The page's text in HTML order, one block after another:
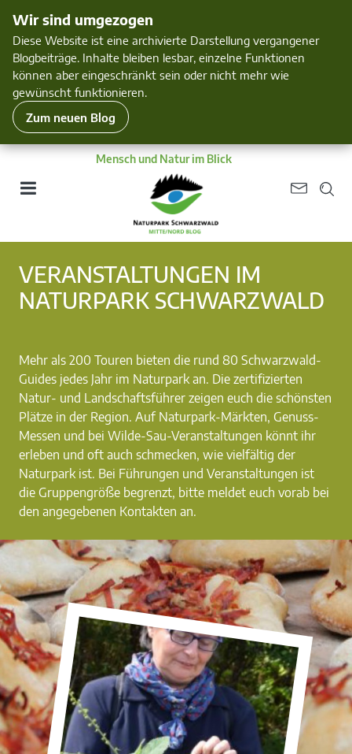
Wir sind umgezogen
Diese Website ist eine archivierte Darstellung vergangener
Blogbeiträge. Inhalte bleiben lesbar, einzelne Funktionen
können aber eingeschränkt sein oder nicht mehr wie
gewünscht funktionieren.
Zum neuen Blog
Mensch und Natur im Blick
VERANSTALTUNGEN IM
NATURPARK SCHWARZWALD
Mehr als 200 Touren bieten die rund 80 Schwarzwald-
Guides jedes Jahr im Naturpark an. Die zertifizierten
Natur- und Landschaftsführer zeigen euch die schönsten
Plätze in der Region. Auf Naturpark-Märkten, Genuss-
Messen und bei Wilde-Sau-Veranstaltungen könnt ihr
erleben und oft auch schmecken, wie vielfältig der
Naturpark ist. Bei Führungen und Veranstaltungen ist
die Gruppengröße begrenzt, bitte meldet euch vorab bei
den angegebenen Kontakten an.